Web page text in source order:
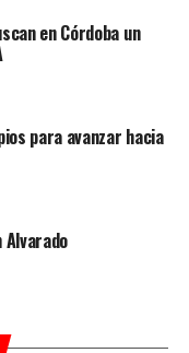
en Córdoba un
para avanzar hacia
Alvarado